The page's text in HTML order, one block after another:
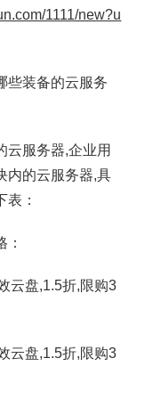
1111/new?u
些装备的云服务
云服务器,企业用
内的云服务器,具
：
云盘,1.5折,限购3
云盘,1.5折,限购3